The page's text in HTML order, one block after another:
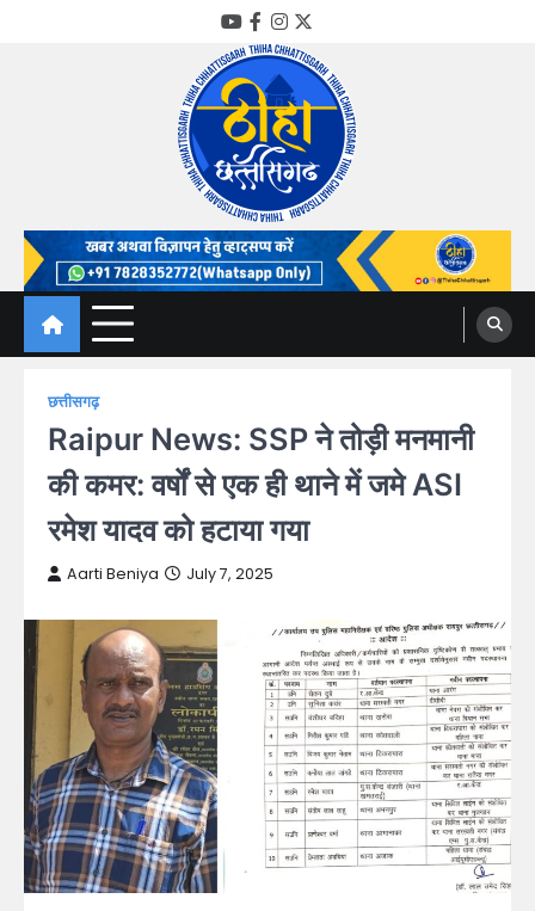
YouTube
Facebook
Instagram
Twitter
Thiha Chhattisgarh
गोठ जन-जन के
छत्तीसगढ़
Raipur News: SSP ने तोड़ी मनमानी
की कमर: वर्षों से एक ही थाने में जमे ASI
रमेश यादव को हटाया गया
Aarti Beniya July 7, 2025